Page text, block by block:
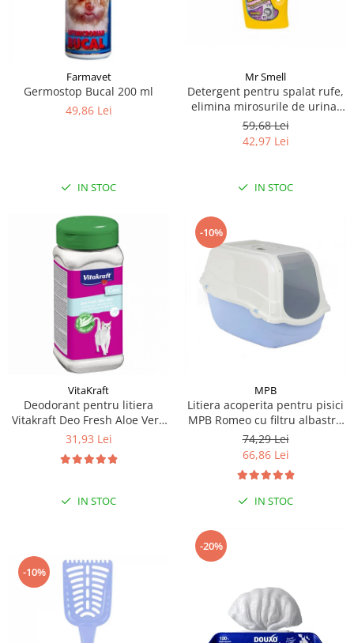
Farmavet
Germostop Bucal 200 ml
49,86 Lei
IN STOC
Mr Smell
Detergent pentru spalat rufe,
elimina mirosurile de urina,
Mr Smell, lavanda, 1L
59,68 Lei
42,97 Lei
IN STOC
VitaKraft
Deodorant pentru litiera
Vitakraft Deo Fresh Aloe Vera
720g
31,93 Lei
IN STOC
-10%
MPB
Litiera acoperita pentru pisici
MPB Romeo cu filtru albastru
deschis 57x39x41(h)cm
74,29 Lei
66,86 Lei
IN STOC
-10%
-20%